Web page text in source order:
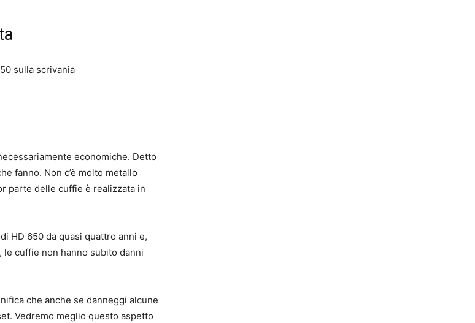
economiche. Detto
fanno. Non c’è molto metallo
parte delle cuffie è realizzata in
HD 650 da quasi quattro anni e,
cuffie non hanno subito danni
che anche se danneggi alcune
Vedremo meglio questo aspetto